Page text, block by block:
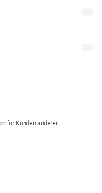
für Kunden anderer